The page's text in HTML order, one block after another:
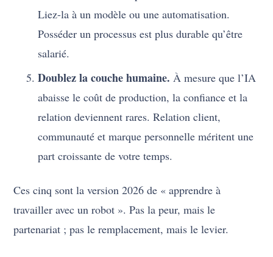
Liez-la à un modèle ou une automatisation.
Posséder un processus est plus durable qu’être
salarié.
Doublez la couche humaine. À mesure que l’IA
abaisse le coût de production, la confiance et la
relation deviennent rares. Relation client,
communauté et marque personnelle méritent une
part croissante de votre temps.
Ces cinq sont la version 2026 de « apprendre à
travailler avec un robot ». Pas la peur, mais le
partenariat ; pas le remplacement, mais le levier.